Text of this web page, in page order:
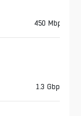
450 Mbps
1.3 Gbps